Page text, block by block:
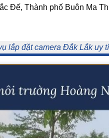
Đế, Thành phố Buôn Ma
lắp đặt camera Đắk Lắk uy